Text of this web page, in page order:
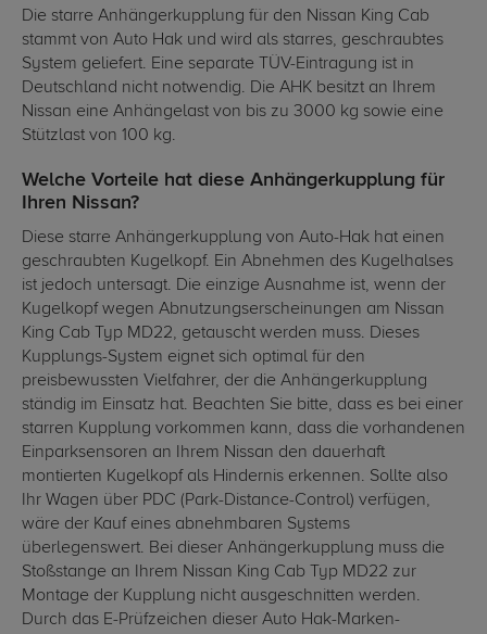
Die starre Anhängerkupplung für den Nissan King Cab
stammt von Auto Hak und wird als starres, geschraubtes
System geliefert. Eine separate TÜV-Eintragung ist in
Deutschland nicht notwendig. Die AHK besitzt an Ihrem
Nissan eine Anhängelast von bis zu 3000 kg sowie eine
Stützlast von 100 kg.
Welche Vorteile hat diese Anhängerkupplung für
Ihren Nissan?
Diese starre Anhängerkupplung von Auto-Hak hat einen
geschraubten Kugelkopf. Ein Abnehmen des Kugelhalses
ist jedoch untersagt. Die einzige Ausnahme ist, wenn der
Kugelkopf wegen Abnutzungserscheinungen am Nissan
King Cab Typ MD22, getauscht werden muss. Dieses
Kupplungs-System eignet sich optimal für den
preisbewussten Vielfahrer, der die Anhängerkupplung
ständig im Einsatz hat. Beachten Sie bitte, dass es bei einer
starren Kupplung vorkommen kann, dass die vorhandenen
Einparksensoren an Ihrem Nissan den dauerhaft
montierten Kugelkopf als Hindernis erkennen. Sollte also
Ihr Wagen über PDC (Park-Distance-Control) verfügen,
wäre der Kauf eines abnehmbaren Systems
überlegenswert. Bei dieser Anhängerkupplung muss die
Stoßstange an Ihrem Nissan King Cab Typ MD22 zur
Montage der Kupplung nicht ausgeschnitten werden.
Durch das E-Prüfzeichen dieser Auto Hak-Marken-